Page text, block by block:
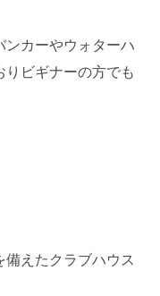
ンカーやウォターハ
ビギナーの方でも
備えたクラブハウス